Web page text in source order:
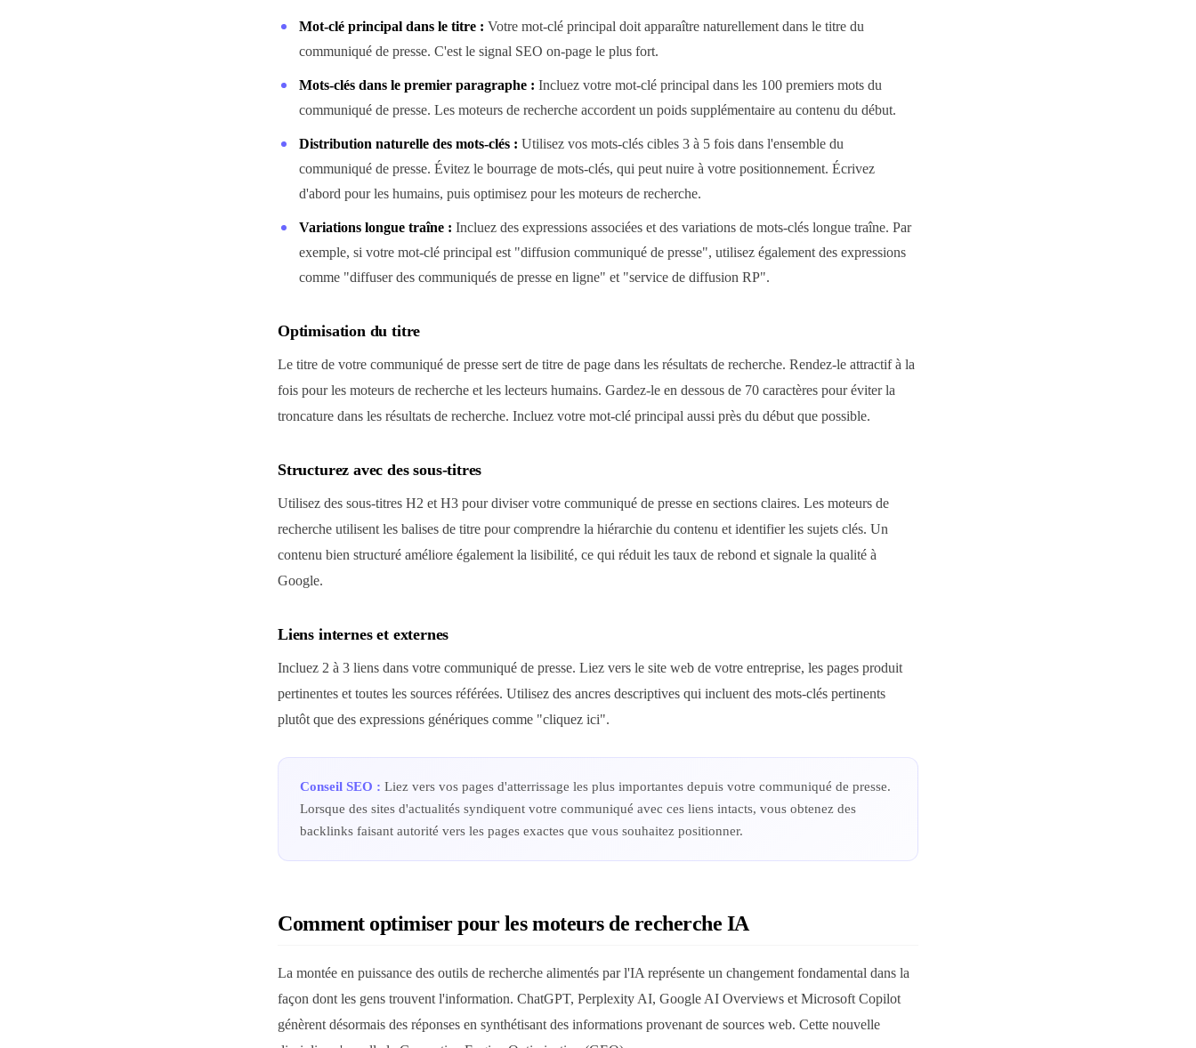
Mot-clé principal dans le titre : Votre mot-clé principal doit apparaître naturellement dans le titre du
communiqué de presse. C'est le signal SEO on-page le plus fort.
Mots-clés dans le premier paragraphe : Incluez votre mot-clé principal dans les 100 premiers mots du
communiqué de presse. Les moteurs de recherche accordent un poids supplémentaire au contenu du début.
Distribution naturelle des mots-clés : Utilisez vos mots-clés cibles 3 à 5 fois dans l'ensemble du
communiqué de presse. Évitez le bourrage de mots-clés, qui peut nuire à votre positionnement. Écrivez
d'abord pour les humains, puis optimisez pour les moteurs de recherche.
Variations longue traîne : Incluez des expressions associées et des variations de mots-clés longue traîne. Par
exemple, si votre mot-clé principal est "diffusion communiqué de presse", utilisez également des expressions
comme "diffuser des communiqués de presse en ligne" et "service de diffusion RP".
Optimisation du titre
Le titre de votre communiqué de presse sert de titre de page dans les résultats de recherche. Rendez-le attractif à la
fois pour les moteurs de recherche et les lecteurs humains. Gardez-le en dessous de 70 caractères pour éviter la
troncature dans les résultats de recherche. Incluez votre mot-clé principal aussi près du début que possible.
Structurez avec des sous-titres
Utilisez des sous-titres H2 et H3 pour diviser votre communiqué de presse en sections claires. Les moteurs de
recherche utilisent les balises de titre pour comprendre la hiérarchie du contenu et identifier les sujets clés. Un
contenu bien structuré améliore également la lisibilité, ce qui réduit les taux de rebond et signale la qualité à
Google.
Liens internes et externes
Incluez 2 à 3 liens dans votre communiqué de presse. Liez vers le site web de votre entreprise, les pages produit
pertinentes et toutes les sources référées. Utilisez des ancres descriptives qui incluent des mots-clés pertinents
plutôt que des expressions génériques comme "cliquez ici".
Conseil SEO : Liez vers vos pages d'atterrissage les plus importantes depuis votre communiqué de presse.
Lorsque des sites d'actualités syndiquent votre communiqué avec ces liens intacts, vous obtenez des
backlinks faisant autorité vers les pages exactes que vous souhaitez positionner.
Comment optimiser pour les moteurs de recherche IA
La montée en puissance des outils de recherche alimentés par l'IA représente un changement fondamental dans la
façon dont les gens trouvent l'information. ChatGPT, Perplexity AI, Google AI Overviews et Microsoft Copilot
génèrent désormais des réponses en synthétisant des informations provenant de sources web. Cette nouvelle